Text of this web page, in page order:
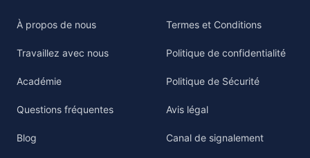
À propos de nous
Travaillez avec nous
Académie
Questions fréquentes
Blog
Termes et Conditions
Politique de confidentialité
Politique de Sécurité
Avis légal
Canal de signalement